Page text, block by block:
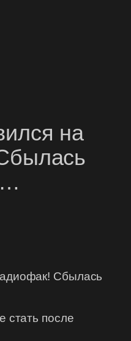
на
Сбылась
стать после